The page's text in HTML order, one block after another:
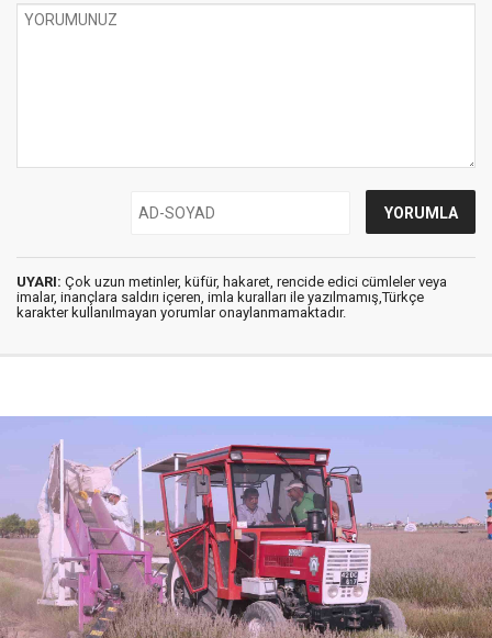
UYARI: Çok uzun metinler, küfür, hakaret, rencide edici cümleler veya
imalar, inançlara saldırı içeren, imla kuralları ile yazılmamış,Türkçe
karakter kullanılmayan yorumlar onaylanmamaktadır.